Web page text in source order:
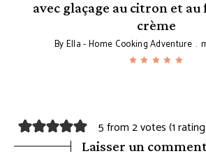
avec glaçage au citron et
crème
ByElla - Home Cooking Adventure
5 from 2 votes (1
Laisser un